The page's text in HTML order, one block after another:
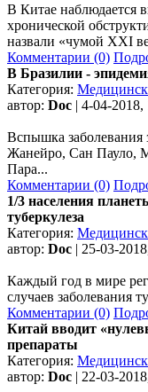
В Китае наблюдается
хронической
назвали «чумой XXI
Комментарии (0)
В Бразилии -
Категория:
автор: Doc | 4-04-
Вспышка заболевания
Жанейро, Сан Пауло,
Пара...
Комментарии (0)
1/3 населения
туберкулеза
Категория:
автор: Doc | 25-03-
Каждый год в мире
случаев заболевания
Комментарии (0)
Китай вводит
препараты
Категория:
автор: Doc | 22-03-